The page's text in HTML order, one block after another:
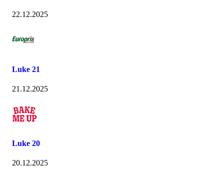
22.12.2025
Luke 21
21.12.2025
Luke 20
20.12.2025